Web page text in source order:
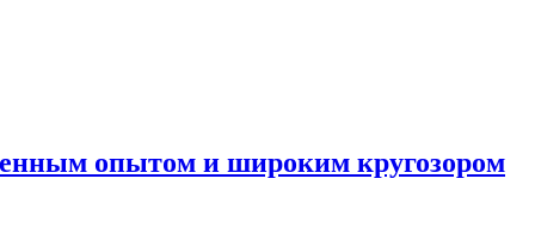
опытом и широким кругозором